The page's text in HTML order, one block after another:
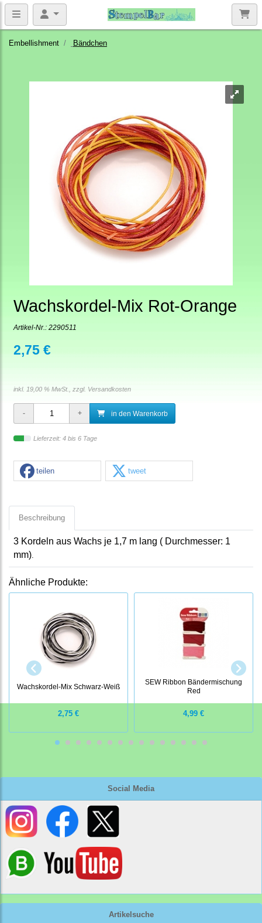
Social Media
Artikelsuche
Embellishment Bändchen
Wachskordel-Mix Rot-Orange
Artikel-Nr.: 2290511
2,75 €
inkl. 19,00 % MwSt., zzgl. Versandkosten
in den Warenkorb
Lieferzeit: 4 bis 6 Tage
teilen tweet
Beschreibung
3 Kordeln aus Wachs je 1,7 m lang ( Durchmesser: 1
mm).
Ähnliche Produkte:
Wachskordel-Mix Schwarz-Weiß
2,75 €
SEW Ribbon Bändermischung
Red
4,99 €